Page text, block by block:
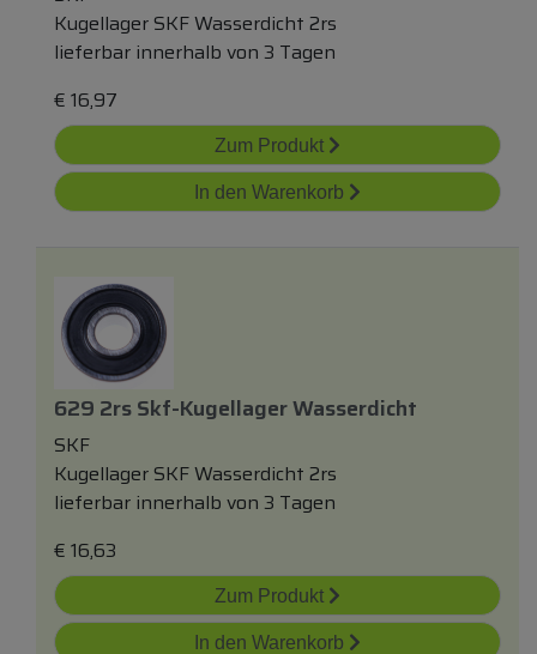
Kugellager SKF Wasserdicht 2rs
lieferbar innerhalb von 3 Tagen
€ 16,97
Zum Produkt
In den Warenkorb
629 2rs Skf-Kugellager Wasserdicht
SKF
Kugellager SKF Wasserdicht 2rs
lieferbar innerhalb von 3 Tagen
€ 16,63
Zum Produkt
In den Warenkorb